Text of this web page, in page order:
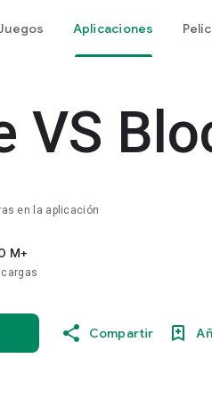
Aplicaciones
VS
en la aplicación
M+
Compartir